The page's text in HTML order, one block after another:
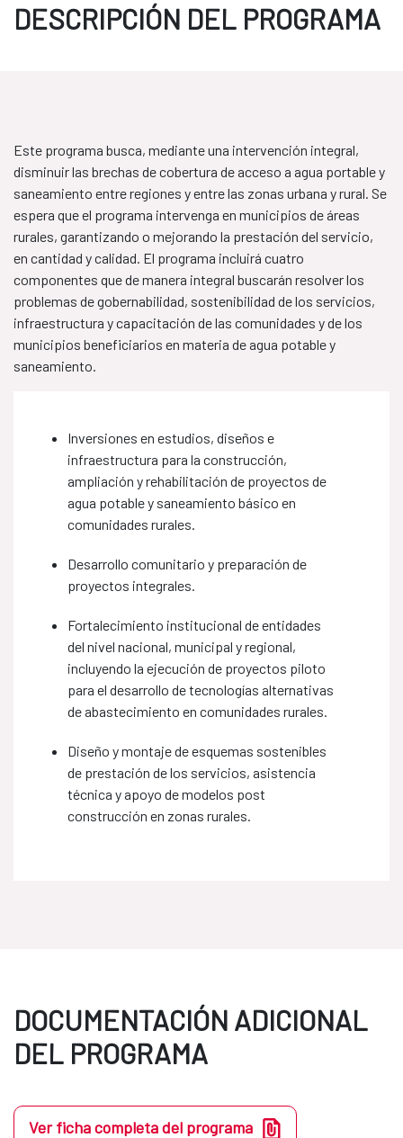
DESCRIPCIÓN DEL PROGRAMA
Este programa busca, mediante una intervención integral,
disminuir las brechas de cobertura de acceso a agua portable y
saneamiento entre regiones y entre las zonas urbana y rural. Se
espera que el programa intervenga en municipios de áreas
rurales, garantizando o mejorando la prestación del servicio,
en cantidad y calidad. El programa incluirá cuatro
componentes que de manera integral buscarán resolver los
problemas de gobernabilidad, sostenibilidad de los servicios,
infraestructura y capacitación de las comunidades y de los
municipios beneficiarios en materia de agua potable y
saneamiento.
Inversiones en estudios, diseños e
infraestructura para la construcción,
ampliación y rehabilitación de proyectos de
agua potable y saneamiento básico en
comunidades rurales.
Desarrollo comunitario y preparación de
proyectos integrales.
Fortalecimiento institucional de entidades ​​
del nivel nacional, municipal y regional,
incluyendo la ejecución de proyectos piloto
para el desarrollo de tecnologías alternativas
de abastecimiento en comunidades rurales.
Diseño y montaje de esquemas sostenibles
de prestación de los servicios, asistencia
técnica y apoyo de modelos post
construcción en zonas rurales.
DOCUMENTACIÓN ADICIONAL
DEL PROGRAMA
Ver ficha completa del programa